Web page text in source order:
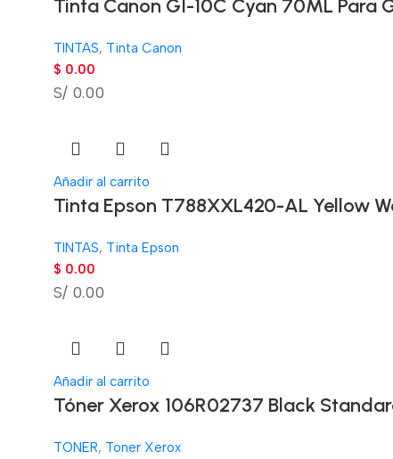
Tinta Canon GI-10C Cyan 70ML Para
TINTAS, Tinta Canon
$ 0.00
S/ 0.00
Añadir al carrito
Tinta Epson T788XXL420-AL Yellow
TINTAS, Tinta Epson
$ 0.00
S/ 0.00
Añadir al carrito
Tóner Xerox 106R02737 Black
TONER, Toner Xerox